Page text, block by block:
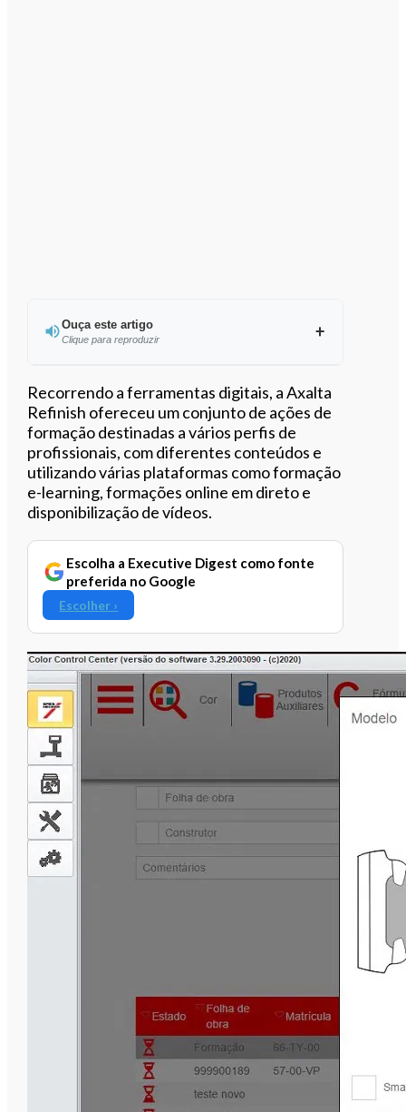
Ouça este artigo
Clique para reproduzir
Ouvir este artigo
Recorrendo a ferramentas digitais, a Axalta
Refinish ofereceu um conjunto de ações de
formação destinadas a vários perfis de
profissionais, com diferentes conteúdos e
utilizando várias plataformas como formação
e-learning, formações online em direto e
disponibilização de vídeos.
Escolha a Executive Digest como fonte
preferida no Google
Escolher ›